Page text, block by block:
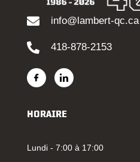
info@lambert-qc.ca
418-878-2153
HORAIRE
Lundi - 7:00 à 17:00